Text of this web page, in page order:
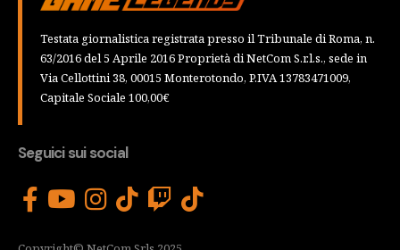
Testata giornalistica registrata presso il Tribunale di Roma, n.
63/2016 del 5 Aprile 2016 Proprietà di NetCom S.r.l.s., sede in
Via Cellottini 38, 00015 Monterotondo, P.IVA 13783471009,
Capitale Sociale 100,00€
Seguici sui social